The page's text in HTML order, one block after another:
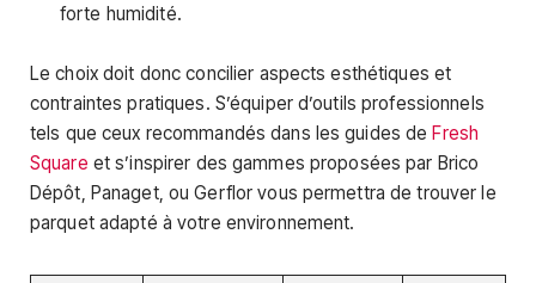
forte humidité.
Le choix doit donc concilier aspects esthétiques et
contraintes pratiques. S’équiper d’outils professionnels
tels que ceux recommandés dans les guides de Fresh
Square et s’inspirer des gammes proposées par Brico
Dépôt, Panaget, ou Gerflor vous permettra de trouver le
parquet adapté à votre environnement.